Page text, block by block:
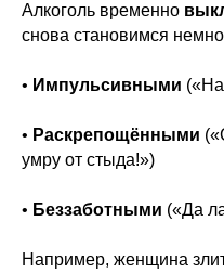
Алкоголь временно
снова становимся
• Импульсивными
• Раскрепощёнными
умру от стыда!»)
• Беззаботными («Да
Например, женщина